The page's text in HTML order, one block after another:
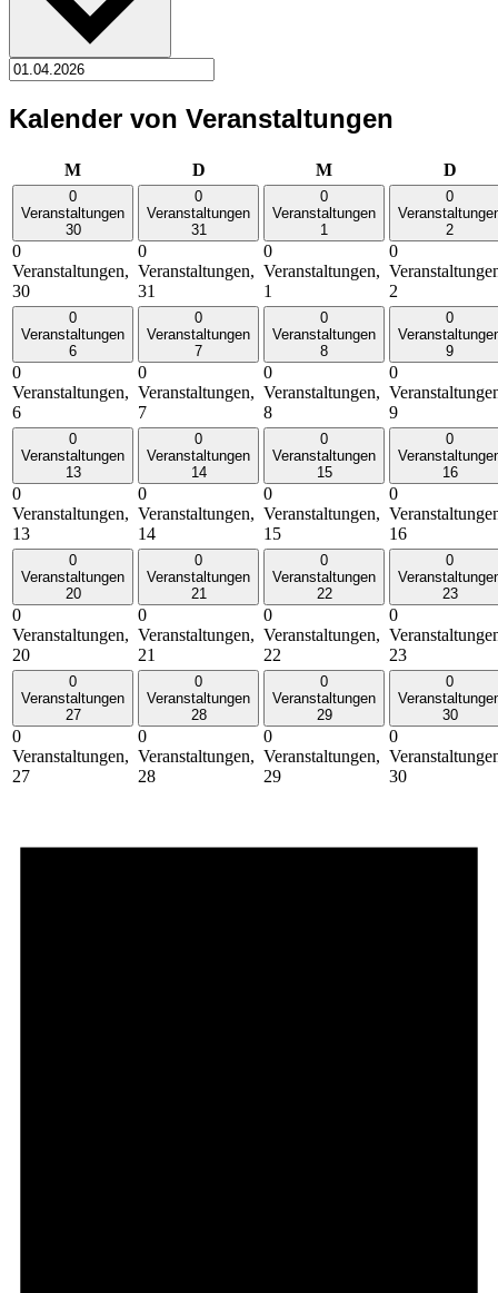
Kalender von Veranstaltungen
MMontag DDienstag MMittwoch D
0
Veranstaltungen
30
0
Veranstaltungen,
30
0
Veranstaltungen
31
0
Veranstaltungen,
31
0
Veranstaltungen
1
0
Veranstaltungen,
1
0
2
0
2
0
Veranstaltungen
6
0
Veranstaltungen,
6
0
Veranstaltungen
7
0
Veranstaltungen,
7
0
Veranstaltungen
8
0
Veranstaltungen,
8
0
9
0
9
0
Veranstaltungen
13
0
Veranstaltungen,
13
0
Veranstaltungen
14
0
Veranstaltungen,
14
0
Veranstaltungen
15
0
Veranstaltungen,
15
0
16
0
16
0
Veranstaltungen
20
0
Veranstaltungen,
20
0
Veranstaltungen
21
0
Veranstaltungen,
21
0
Veranstaltungen
22
0
Veranstaltungen,
22
0
23
0
23
0
Veranstaltungen
27
0
Veranstaltungen,
27
0
Veranstaltungen
28
0
Veranstaltungen,
28
0
Veranstaltungen
29
0
Veranstaltungen,
29
0
30
0
30